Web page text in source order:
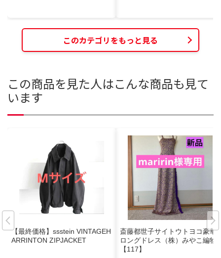
このカテゴリをもっと見る
この商品を見た人はこんな商品も見て
います
【最終価格】ssstein VINTAGEH
ARRINTON ZIPJACKET
斎藤都世子サイトウトヨコ豪華
ロングドレス（株）みやこ編物
【117】